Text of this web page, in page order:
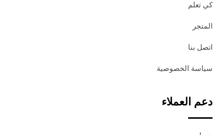
كي تعلم
المتجر
اتصل بنا
سياسة الخصوصية
دعم العملاء